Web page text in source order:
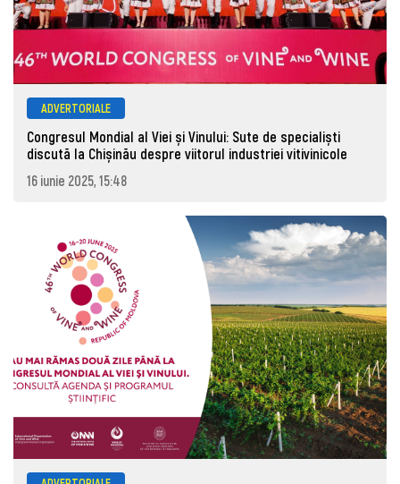
ADVERTORIALE
Congresul Mondial al Viei și Vinului: Sute de specialiști
discută la Chișinău despre viitorul industriei vitivinicole
16 iunie 2025, 15:48